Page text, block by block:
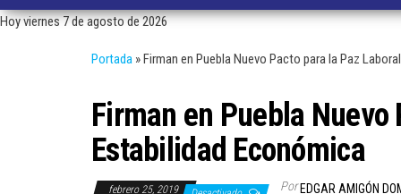
Hoy viernes 7 de agosto de 2026
Portada »Firman en Puebla Nuevo Pacto para la Paz
Firman en Puebla Nuevo
Estabilidad Económica
febrero 25, 2019 Por EDGAR AMIGÓN